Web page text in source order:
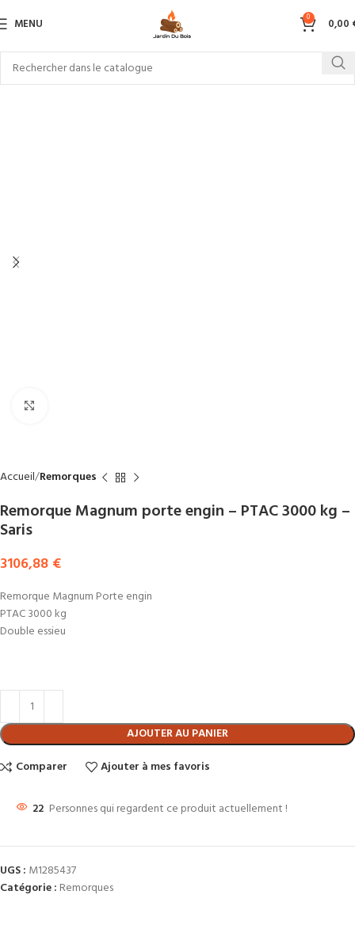
MENU 0 0,00
Accueil Remorques
Remorque Magnum porte engin – PTAC 3000 kg –
Saris
3106,88 €
Remorque Magnum Porte engin
PTAC 3000 kg
Double essieu
AJOUTER AU PANIER
Comparer
Ajouter à mes favoris
22 Personnes qui regardent ce produit actuellement !
UGS : M1285437
Catégorie : Remorques